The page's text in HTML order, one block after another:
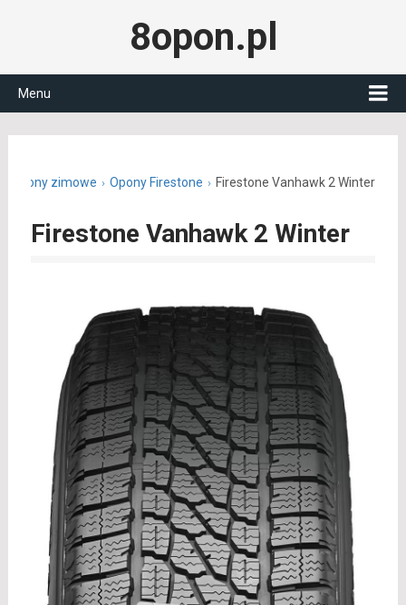
8opon.pl
Menu
Opony zimowe Opony Firestone Firestone Vanhawk 2 Winter
Firestone Vanhawk 2 Winter